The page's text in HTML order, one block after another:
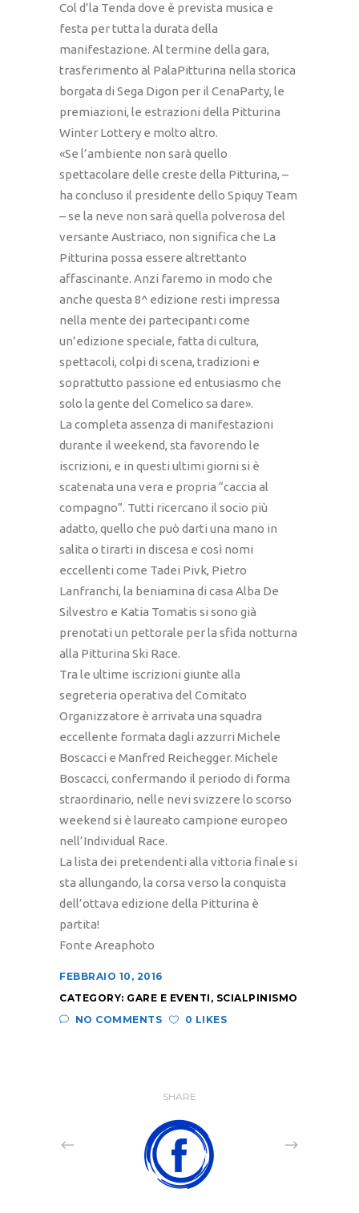
Col d’la Tenda dove è prevista musica e
festa per tutta la durata della
manifestazione. Al termine della gara,
trasferimento al PalaPitturina nella storica
borgata di Sega Digon per il CenaParty, le
premiazioni, le estrazioni della Pitturina
Winter Lottery e molto altro.
«Se l’ambiente non sarà quello
spettacolare delle creste della Pitturina, –
ha concluso il presidente dello Spiquy Team
– se la neve non sarà quella polverosa del
versante Austriaco, non significa che La
Pitturina possa essere altrettanto
affascinante. Anzi faremo in modo che
anche questa 8^ edizione resti impressa
nella mente dei partecipanti come
un’edizione speciale, fatta di cultura,
spettacoli, colpi di scena, tradizioni e
soprattutto passione ed entusiasmo che
solo la gente del Comelico sa dare».
La completa assenza di manifestazioni
durante il weekend, sta favorendo le
iscrizioni, e in questi ultimi giorni si è
scatenata una vera e propria “caccia al
compagno”. Tutti ricercano il socio più
adatto, quello che può darti una mano in
salita o tirarti in discesa e così nomi
eccellenti come Tadei Pivk, Pietro
Lanfranchi, la beniamina di casa Alba De
Silvestro e Katia Tomatis si sono già
prenotati un pettorale per la sfida notturna
alla Pitturina Ski Race.
Tra le ultime iscrizioni giunte alla
segreteria operativa del Comitato
Organizzatore è arrivata una squadra
eccellente formata dagli azzurri Michele
Boscacci e Manfred Reichegger. Michele
Boscacci, confermando il periodo di forma
straordinario, nelle nevi svizzere lo scorso
weekend si è laureato campione europeo
nell’Individual Race.
La lista dei pretendenti alla vittoria finale si
sta allungando, la corsa verso la conquista
dell’ottava edizione della Pitturina è
partita!
Fonte Areaphoto
FEBBRAIO 10, 2016
CATEGORY: GARE E EVENTI , SCIALPINISMO
NO COMMENTS
0 LIKES
SHARE